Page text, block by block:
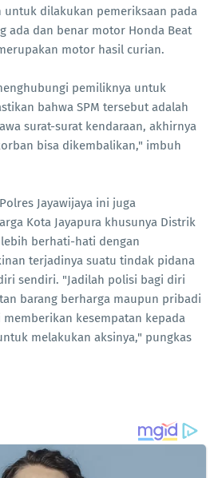
untuk dilakukan pemeriksaan pada
ada dan benar motor Honda Beat
motor hasil curian.
pemiliknya untuk
bahwa SPM tersebut adalah
surat-surat kendaraan, akhirnya
bisa dikembalikan," imbuh
Jayawijaya ini juga
Kota Jayapura khusunya Distrik
berhati-hati dengan
terjadinya suatu tindak pidana
sendiri. "Jadilah polisi bagi diri
barang berharga maupun pribadi
kesempatan kepada
melakukan aksinya," pungkas